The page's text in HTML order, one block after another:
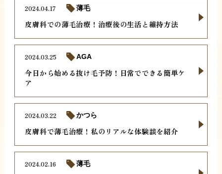
皮膚科での薄毛治療！治療後の生活と維持方法
2024.04.17 薄毛
今日から始める抜け毛予防！日常でできる簡単ケ
ア
2024.03.25 AGA
皮膚科で薄毛治療！私のリアルな体験談を紹介
2024.03.22 かつら
2024.02.16 薄毛